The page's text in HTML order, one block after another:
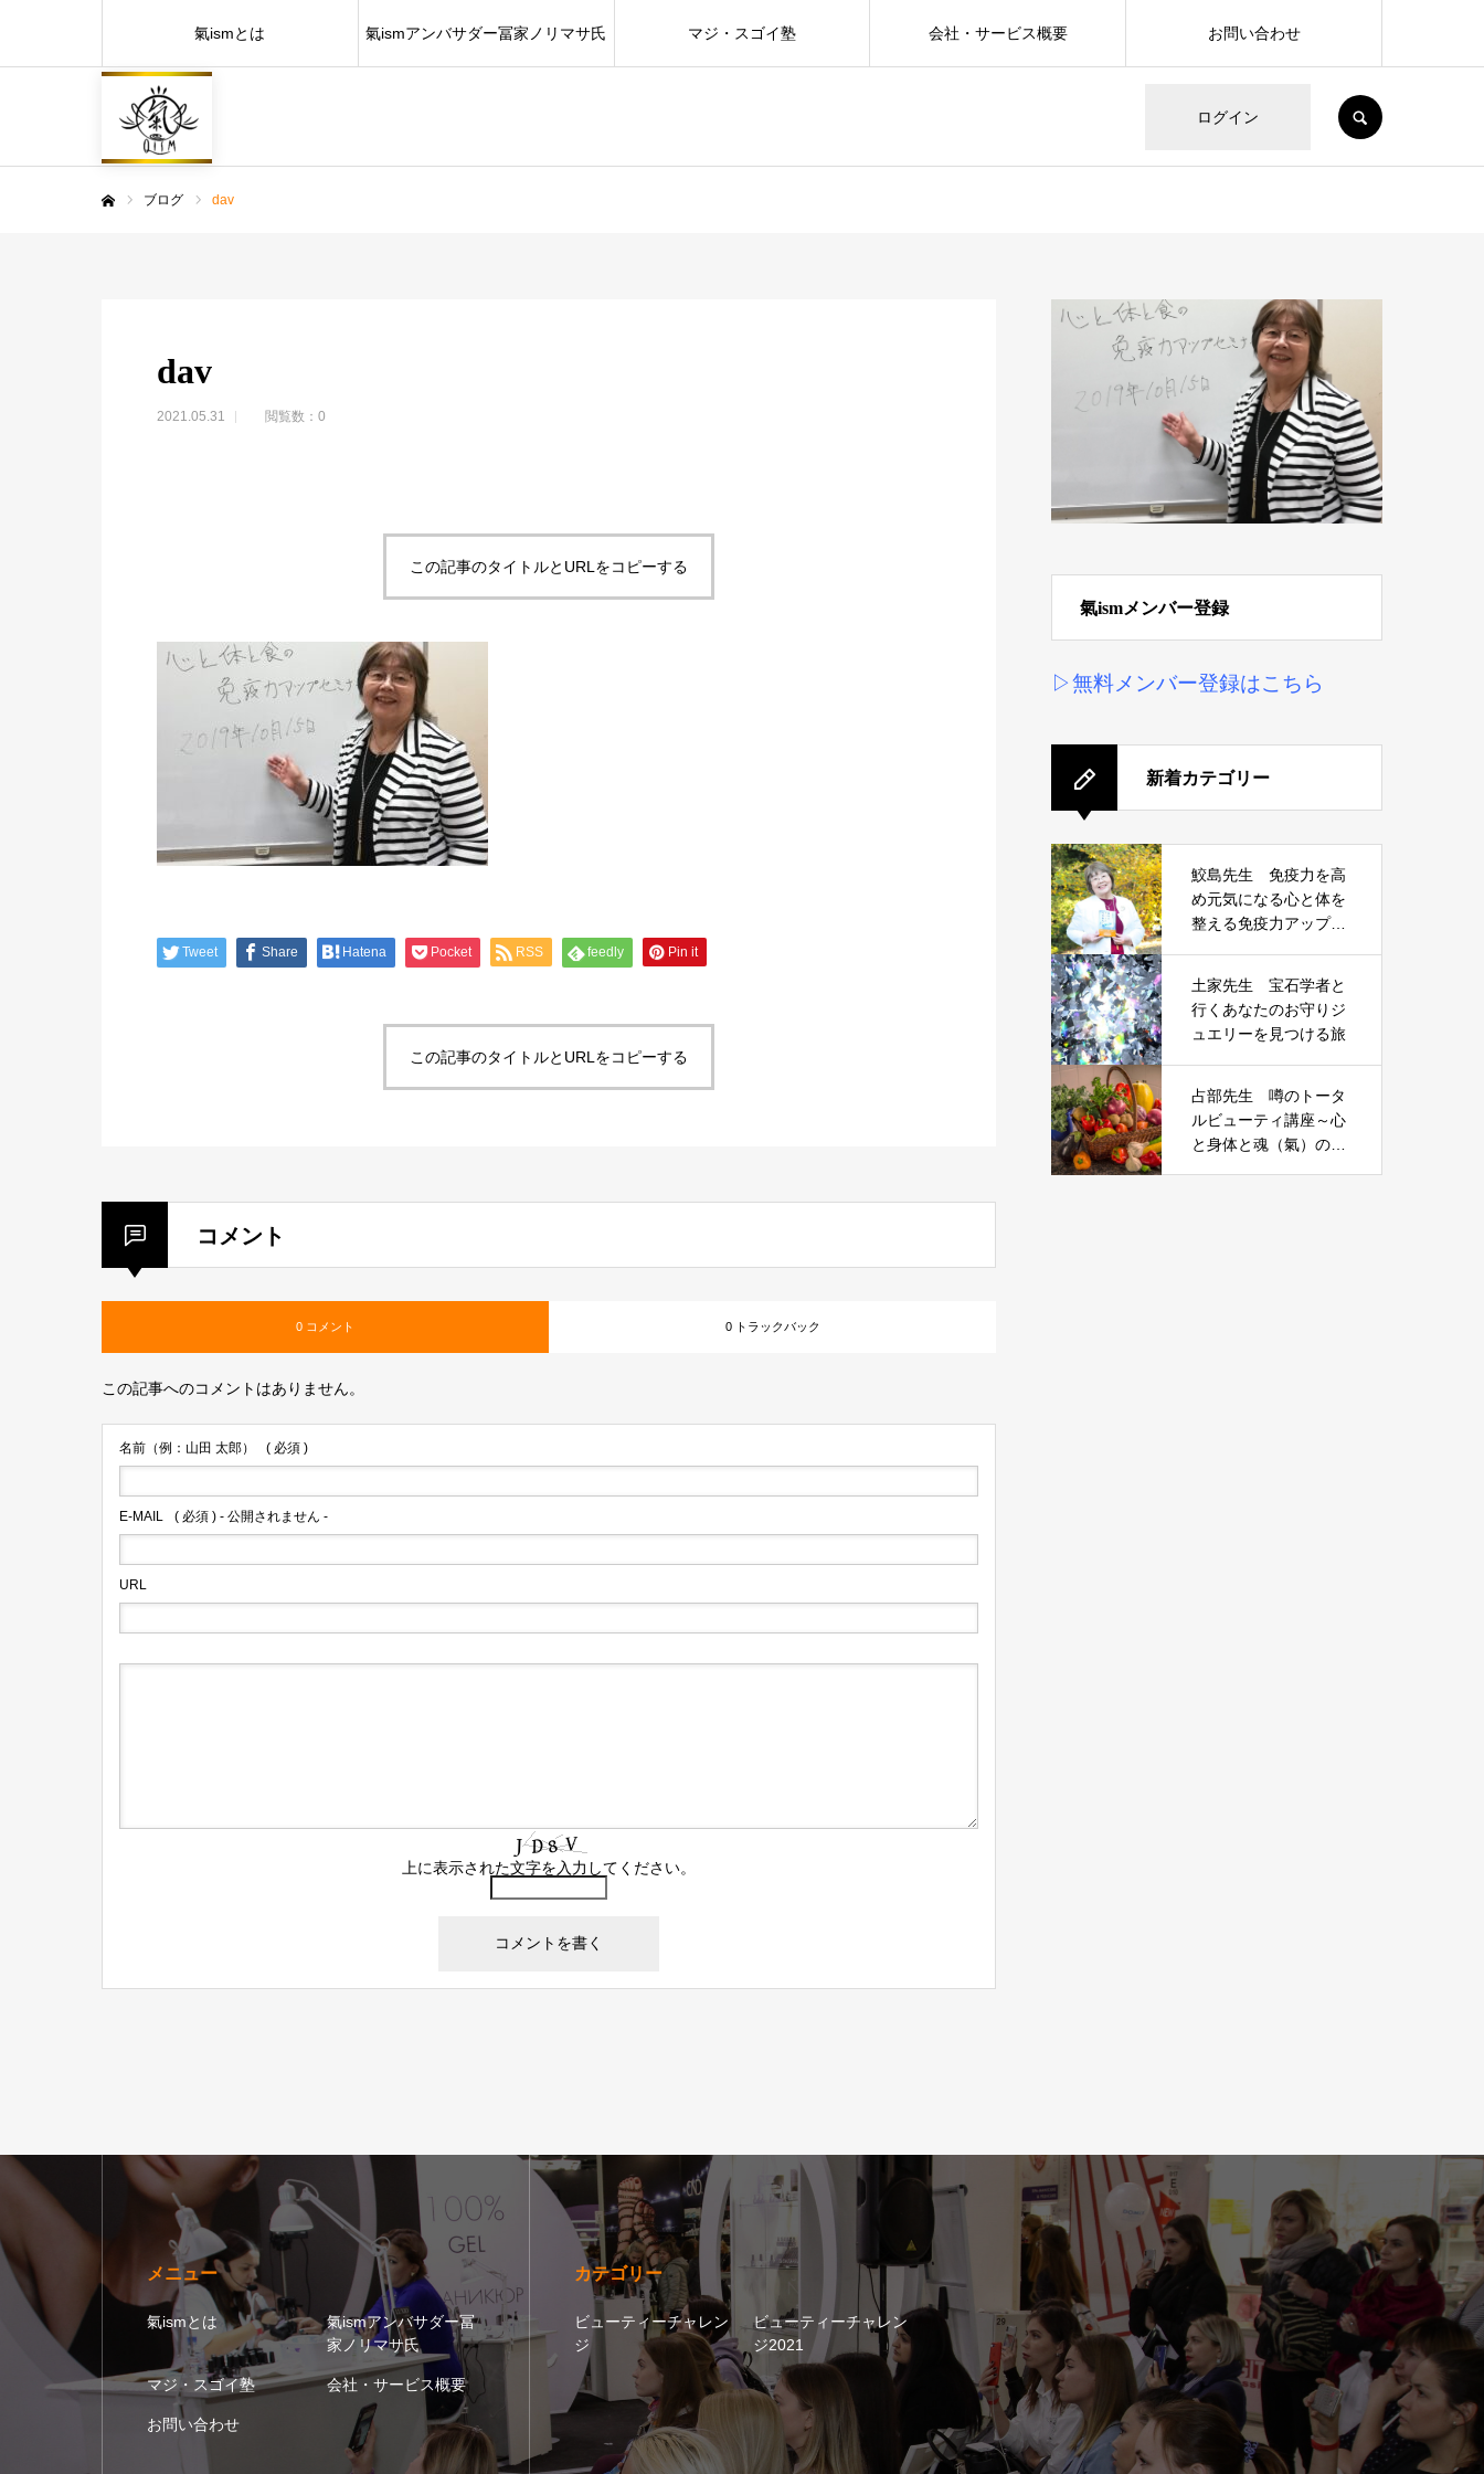
ログイン
氣ismとは 氣ismアンバサダー冨家ノリマサ氏 マジ・スゴイ塾 会社・サービス概要 お問い合わせ
ブログ dav
dav
2021.05.31 閲覧数：0
この記事のタイトルとURLをコピーする
Tweet Share Hatena Pocket RSS feedly Pin it
この記事のタイトルとURLをコピーする
コメント
0 コメント 0 トラックバック
この記事へのコメントはありません。
名前（例：山田 太郎） ( 必須 )
E-MAIL ( 必須 ) - 公開されません -
URL
上に表示された文字を入力してください。
氣ismメンバー登録
▷無料メンバー登録はこちら
新着カテゴリー
鮫島先生 免疫力を高
め元気になる心と体を
整える免疫力アップ講
土家先生 宝石学者と
行くあなたのお守りジ
ュエリーを見つける旅
占部先生 噂のトータ
ルビューティ講座～心
と身体と魂（氣）の美
メニュー
氣ismとは
氣ismアンバサダー冨
家ノリマサ氏
マジ・スゴイ塾 会社・サービス概要
お問い合わせ
カテゴリー
ビューティーチャレン
ジ
ビューティーチャレン
ジ2021